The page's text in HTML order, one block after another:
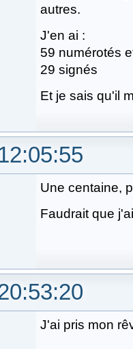
autres.
J'en ai :
59 numérotés
29 signés
Et je sais qu'il
Une centaine,
Faudrait que
J'ai pris mon